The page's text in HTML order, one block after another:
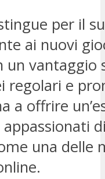
per il
ai nuovi
un vantaggio
regolari e
a offrire
una delle